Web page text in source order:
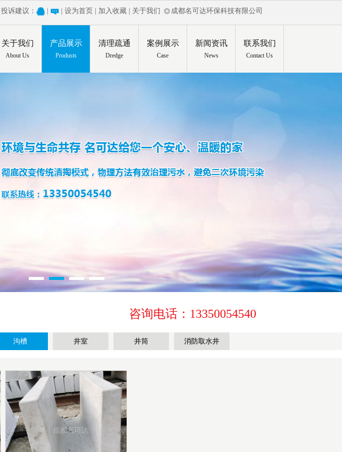
投诉建议： 设为首页 加入收藏 关于我们 成都名可达环保科技有限公司
关于我们
About Us
产品展示
Produsts
清理疏通
Dredge
案例展示
Case
新闻资讯
News
联系我们
Contact Us
咨询电话：13350054540
沟槽 井室 井筒 消防取水井